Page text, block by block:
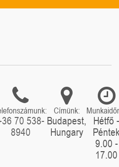
70 538-
8940
Címünk:
Budapest,
Hungary
Hétfő -
9.00 -
17.00